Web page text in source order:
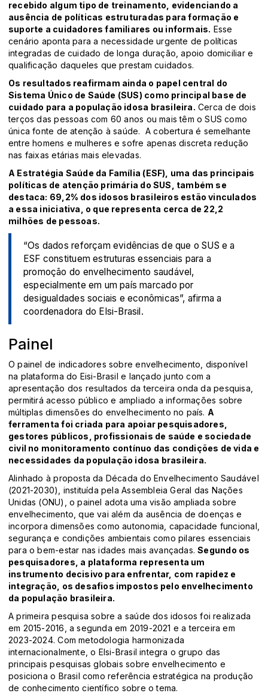
recebido algum tipo de treinamento, evidenciando a
ausência de políticas estruturadas para formação e
suporte a cuidadores familiares ou informais. Esse
cenário aponta para a necessidade urgente de políticas
integradas de cuidado de longa duração, apoio domiciliar e
qualificação daqueles que prestam cuidados.
Os resultados reafirmam ainda o papel central do
Sistema Único de Saúde (SUS) como principal base de
cuidado para a população idosa brasileira. Cerca de dois
terços das pessoas com 60 anos ou mais têm o SUS como
única fonte de atenção à saúde. A cobertura é semelhante
entre homens e mulheres e sofre apenas discreta redução
nas faixas etárias mais elevadas.
A Estratégia Saúde da Família (ESF), uma das principais
políticas de atenção primária do SUS, também se
destaca: 69,2% dos idosos brasileiros estão vinculados
a essa iniciativa, o que representa cerca de 22,2
milhões de pessoas.
“Os dados reforçam evidências de que o SUS e a
ESF constituem estruturas essenciais para a
promoção do envelhecimento saudável,
especialmente em um país marcado por
desigualdades sociais e econômicas”, afirma a
coordenadora do Elsi-Brasil.
Painel
O painel de indicadores sobre envelhecimento, disponível
na plataforma do Eisi-Brasil e lançado junto com a
apresentação dos resultados da terceira onda da pesquisa,
permitirá acesso público e ampliado a informações sobre
múltiplas dimensões do envelhecimento no país. A
ferramenta foi criada para apoiar pesquisadores,
gestores públicos, profissionais de saúde e sociedade
civil no monitoramento contínuo das condições de vida e
necessidades da população idosa brasileira.
Alinhado à proposta da Década do Envelhecimento Saudável
(2021-2030), instituída pela Assembleia Geral das Nações
Unidas (ONU), o painel adota uma visão ampliada sobre
envelhecimento, que vai além da ausência de doenças e
incorpora dimensões como autonomia, capacidade funcional,
segurança e condições ambientais como pilares essenciais
para o bem-estar nas idades mais avançadas.Segundo os
pesquisadores, a plataforma representa um
instrumento decisivo para enfrentar, com rapidez e
integração, os desafios impostos pelo envelhecimento
da população brasileira.
A primeira pesquisa sobre a saúde dos idosos foi realizada
em 2015-2016, a segunda em 2019-2021 e a terceira em
2023-2024. Com metodologia harmonizada
internacionalmente, o Elsi-Brasil integra o grupo das
principais pesquisas globais sobre envelhecimento e
posiciona o Brasil como referência estratégica na produção
de conhecimento científico sobre o tema.